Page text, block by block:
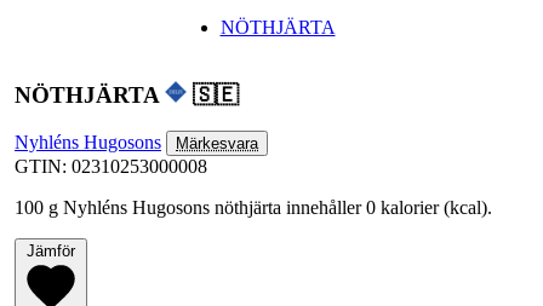
NÖTHJÄRTA
NÖTHJÄRTA 🇸🇪
Nyhléns Hugosons Märkesvara
GTIN: 02310253000008
100 g Nyhléns Hugosons nöthjärta innehåller 0 kalorier (kcal).
Jämför